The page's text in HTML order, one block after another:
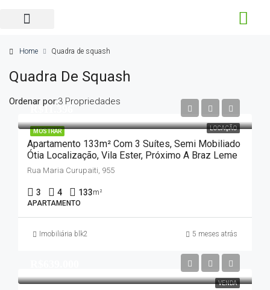
Home Quadra de squash
Quadra De Squash
3 Propriedades
Ordenar por:
MOSTRAR LOCAÇÃO
R$11.396
Apartamento 133m² Com 3 Suítes, Semi Mobiliado
Ótia Localização, Vila Ester, Próximo A Braz Leme
Rua Maria Curupaiti, 955
3 4 133m²
APARTAMENTO
Imobiliária blk2 5 meses atrás
VENDA